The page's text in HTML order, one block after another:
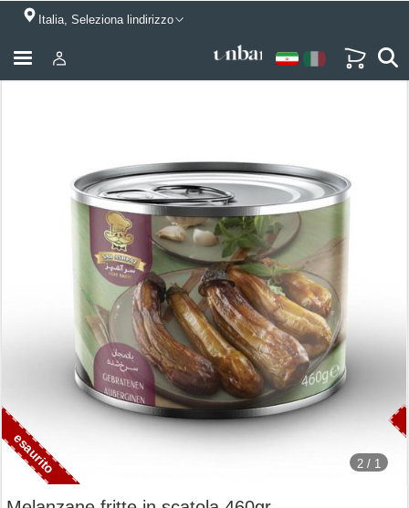
Italia, Seleziona lindirizzo
2 / 1